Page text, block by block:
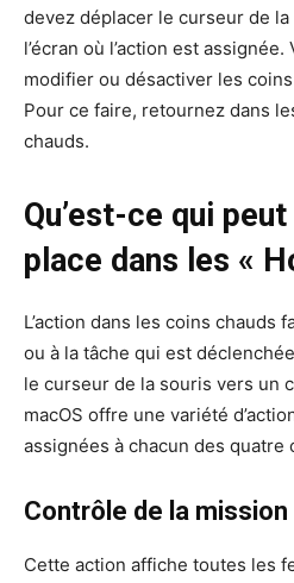
devez déplacer le curseur de
l’écran où l’action est
modifier ou désactiver les
Pour ce faire, retournez dans
chauds.
Qu’est-ce qui
place dans les «
L’action dans les coins chauds
ou à la tâche qui est
le curseur de la souris vers un
macOS offre une variété
assignées à chacun des quatre
Contrôle de la mission
Cette action affiche toutes les